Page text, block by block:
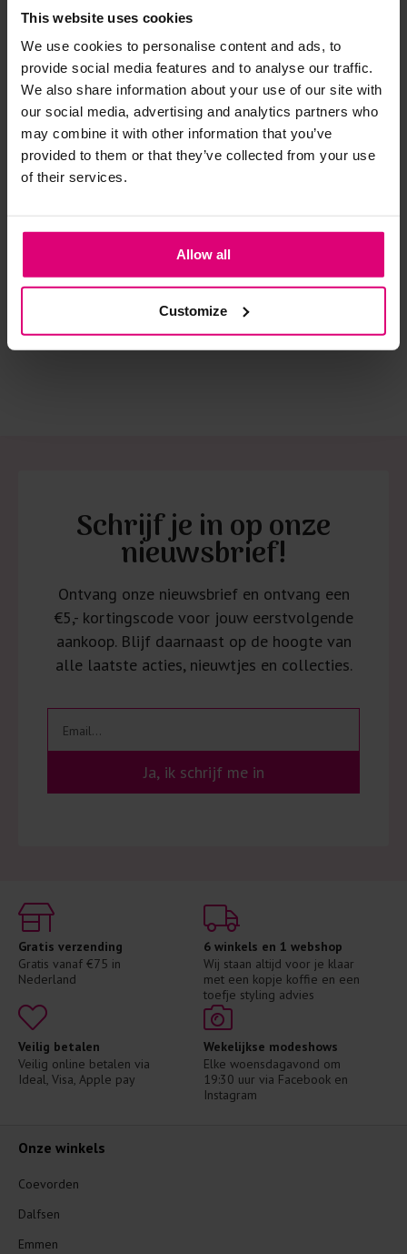
This website uses cookies
We use cookies to personalise content and ads, to
provide social media features and to analyse our traffic.
We also share information about your use of our site with
our social media, advertising and analytics partners who
may combine it with other information that you’ve
provided to them or that they’ve collected from your use
of their services.
Allow all
Customize
Strijkijzer/droogtrommel:
Kledingstukken met elastine zijn niet bestand tegen de hitte
van het strijkijzer en/of de droogtrommel. Ook in veel
spijkerbroeken is elastine (stretch) verwerkt en mogen dus
niet gestreken worden en/of in de droogtrommel.
Twijfels? Wij staan klaar voor advies op maat.
Pantalon
€ 109,95
Schrijf je in op onze
nieuwsbrief!
Ontvang onze nieuwsbrief en ontvang een
€5,- kortingscode voor jouw eerstvolgende
aankoop. Blijf daarnaast op de hoogte van
alle laatste acties, nieuwtjes en collecties.
Ja, ik schrijf me in
Gratis verzending
Gratis vanaf €75 in
Nederland
6 winkels en 1 webshop
Wij staan altijd voor je klaar
met een kopje koffie en een
toefje styling advies
Veilig betalen
Veilig online betalen via
Ideal, Visa, Apple pay
Wekelijkse modeshows
Elke woensdagavond om
19:30 uur via Facebook en
Instagram
Onze winkels
Coevorden
Dalfsen
Emmen